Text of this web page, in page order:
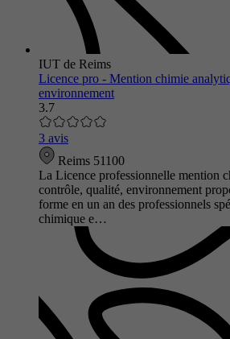
IUT de Reims
Licence pro - Mention chimie
environnement
3.7
3 avis
Reims 51100
La Licence professionnelle mention
contrôle, qualité, environnement
forme en un an des professionnels
chimique e…